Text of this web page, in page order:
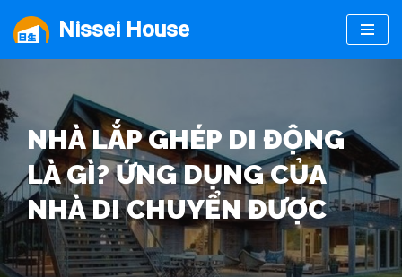
Chuyển
dung
Nissei House
NHÀ LẮP GHÉP DI ĐỘNG
LÀ GÌ? ỨNG DỤNG CỦA
NHÀ DI CHUYỂN ĐƯỢC